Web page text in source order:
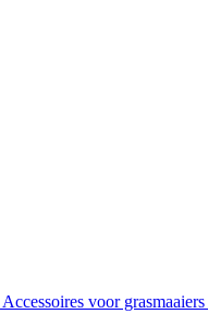
Accessoires voor grasmaaiers